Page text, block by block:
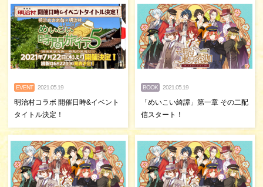
EVENT 2021.05.19
明治村コラボ 開催日時&イベント
タイトル決定！
BOOK 2021.05.19
「めいこい綺譚」第一章 その二配
信スタート！